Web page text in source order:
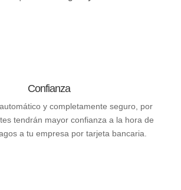
Confianza
y completamente seguro, por
tendrán mayor confianza a la hora de
a tu empresa por tarjeta bancaria.